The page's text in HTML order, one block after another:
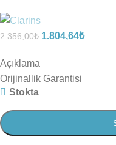
2.356,00₺ 1.804,64₺
Açıklama
Orijinallik Garantisi
Stokta